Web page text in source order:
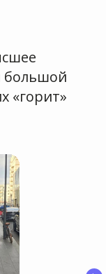
большой
«горит»